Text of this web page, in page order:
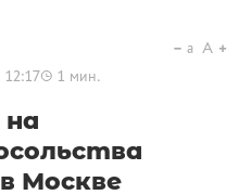
12:17 1 мин.
a A
Москве